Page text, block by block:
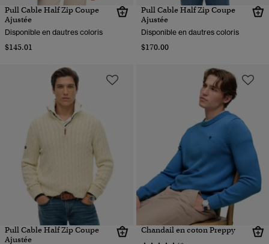
Pull Cable Half Zip Coupe
Ajustée
Disponible en dautres coloris
$145.01
Pull Cable Half Zip Coupe
Ajustée
Disponible en dautres coloris
$170.00
Pull Cable Half Zip Coupe
Ajustée
Chandail en coton Preppy